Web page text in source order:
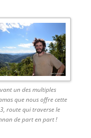
un des multiples
que nous offre cette
route qui traverse le
de part en part !